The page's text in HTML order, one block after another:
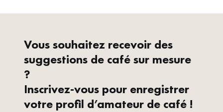
Vous souhaitez recevoir des
suggestions de café sur mesure
?
Inscrivez-vous pour enregistrer
votre profil d’amateur de café !